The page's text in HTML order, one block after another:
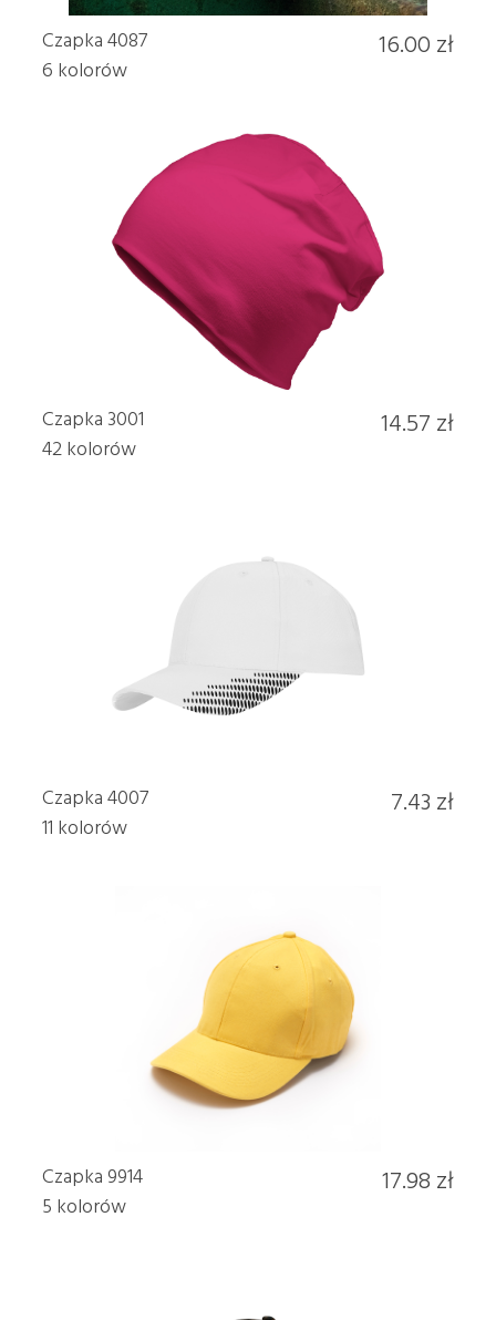
Czapka 4087
6 kolorów
16.00 zł
Czapka 3001
42 kolorów
14.57 zł
Czapka 4007
11 kolorów
7.43 zł
Czapka 9914
5 kolorów
17.98 zł